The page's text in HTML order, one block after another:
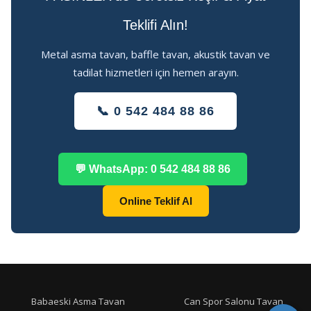
Teklifi Alın!
Metal asma tavan, baffle tavan, akustik tavan ve
tadilat hizmetleri için hemen arayın.
📞 0 542 484 88 86
💬 WhatsApp: 0 542 484 88 86
Online Teklif Al
Babaeski Asma Tavan Can Spor Salonu Tavan